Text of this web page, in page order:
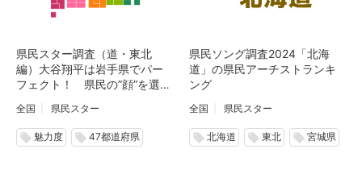
県民スター調査（道・東北
編）大谷翔平は岩手県でパー
フェクト！ 県民の”顔”を選ぶ
全国 県民スター
local_offer 魅力度 local_offer 47都道府県
県民ソング調査2024「北海
道」の県民アーチストランキ
ング
全国 県民スター
local_offer 北海道 local_offer 東北 local_offer 宮城県